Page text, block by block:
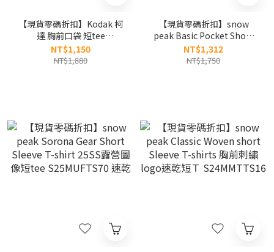
【現貨零碼折扣】Kodak 柯
達 胸前口袋 短tee
K5223LRS15 速乾
NT$1,150
NT$1,880
【現貨零碼折扣】snow
peak Basic Pocket Short
Sleeve T-shirt 經典款 口袋
短tee S25MMFTS19
NT$1,312
NT$1,750